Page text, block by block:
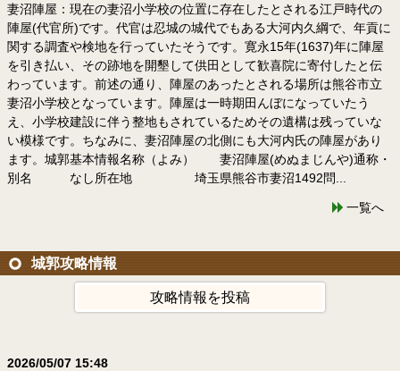
妻沼陣屋：現在の妻沼小学校の位置に存在したとされる江戸時代の
陣屋(代官所)です。代官は忍城の城代でもある大河内久綱で、年貢に
関する調査や検地を行っていたそうです。寛永15年(1637)年に陣屋
を引き払い、その跡地を開墾して供田として歓喜院に寄付したと伝
わっています。前述の通り、陣屋のあったとされる場所は熊谷市立
妻沼小学校となっています。陣屋は一時期田んぼになっていたう
え、小学校建設に伴う整地もされているためその遺構は残っていな
い模様です。ちなみに、妻沼陣屋の北側にも大河内氏の陣屋があり
ます。城郭基本情報名称（よみ） 妻沼陣屋(めぬまじんや)通称・
別名 なし所在地 埼玉県熊谷市妻沼1492問...
一覧へ
城郭攻略情報
攻略情報を投稿
2026/05/07 15:48